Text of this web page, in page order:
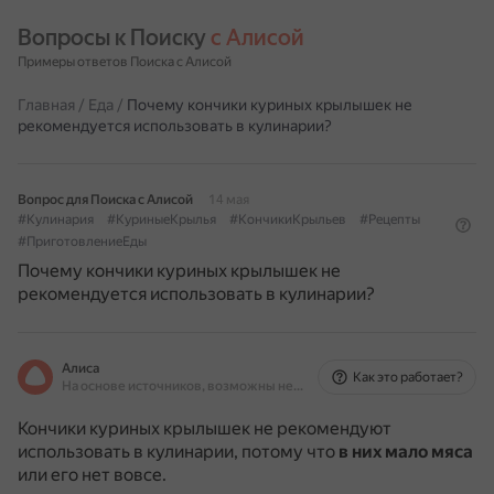
Вопросы к Поиску с Алисой
Примеры ответов Поиска с Алисой
Главная / Еда / Почему кончики куриных крылышек не
рекомендуется использовать в кулинарии?
Вопрос для Поиска с Алисой
14 мая
#Кулинария
#КуриныеКрылья #КончикиКрыльев
#Рецепты
#ПриготовлениеЕды
Почему кончики куриных крылышек не
рекомендуется использовать в кулинарии?
Алиса
На основе источников, возможны неточности
Как это работает?
Кончики куриных крылышек не рекомендуют
использовать в кулинарии, потому что в них мало мяса
или его нет вовсе.